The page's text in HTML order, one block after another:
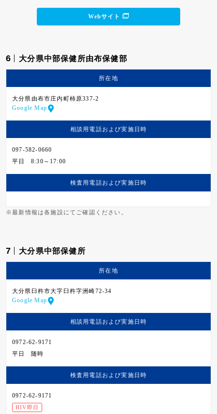
Webサイト
6 大分県中部保健所由布保健部
所在地
大分県由布市庄内町柿原337-2
Google Map
相談用電話および実施日時
097-582-0660
平日
8:30～17:00
検査用電話および実施日時
※最新情報は各施設にてご確認ください。
7 大分県中部保健所
所在地
大分県臼杵市大字臼杵字洲崎72-34
Google Map
相談用電話および実施日時
0972-62-9171
平日
随時
検査用電話および実施日時
0972-62-9171
HIV即日